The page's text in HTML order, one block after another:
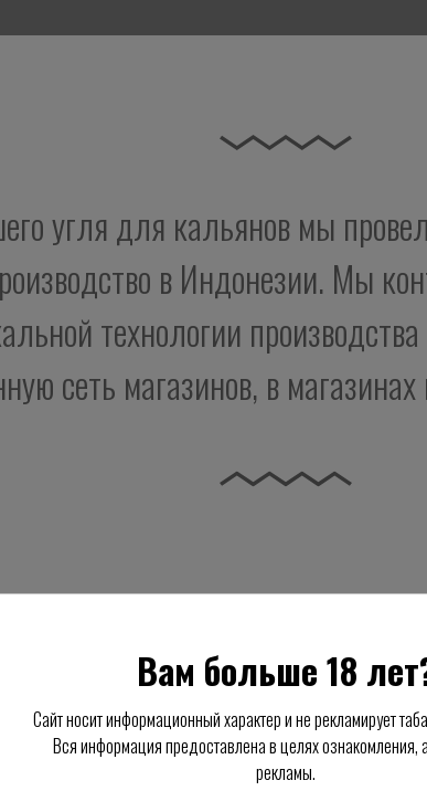
Вам больше 18
Cайт носит информационный характер и не рекламирует
Вся информация предоставлена в целях ознакомления,
рекламы.
угля для кальянов мы
в Индонезии. Мы
технологии
сеть магазинов, в